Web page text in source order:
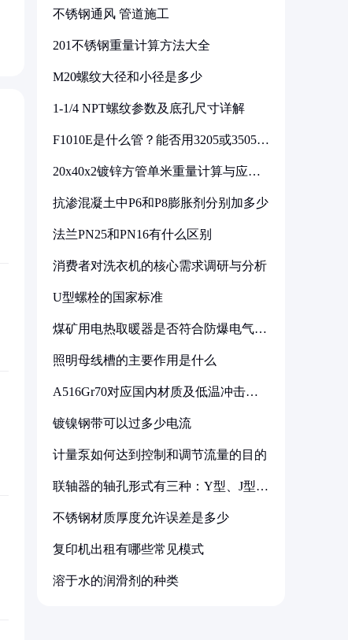
不锈钢通风 管道施工
201不锈钢重量计算方法大全
M20螺纹大径和小径是多少
1-1/4 NPT螺纹参数及底孔尺寸详解
F1010E是什么管？能否用3205或3505代
20x40x2镀锌方管单米重量计算与应用
抗渗混凝土中P6和P8膨胀剂分别加多少
法兰PN25和PN16有什么区别
消费者对洗衣机的核心需求调研与分析
U型螺栓的国家标准
煤矿用电热取暖器是否符合防爆电气设
照明母线槽的主要作用是什么
A516Gr70对应国内材质及低温冲击要
镀镍钢带可以过多少电流
计量泵如何达到控制和调节流量的目的
联轴器的轴孔形式有三种：Y型、J型、
不锈钢材质厚度允许误差是多少
复印机出租有哪些常见模式
溶于水的润滑剂的种类